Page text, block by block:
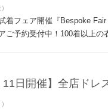
着フェア開催『Bespoke
ご予約受付中！100着以上
11日開催】全店ドレ